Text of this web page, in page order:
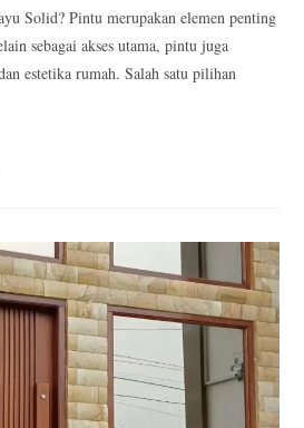
Solid? Pintu merupakan elemen penting
sebagai akses utama, pintu juga
estetika rumah. Salah satu pilihan